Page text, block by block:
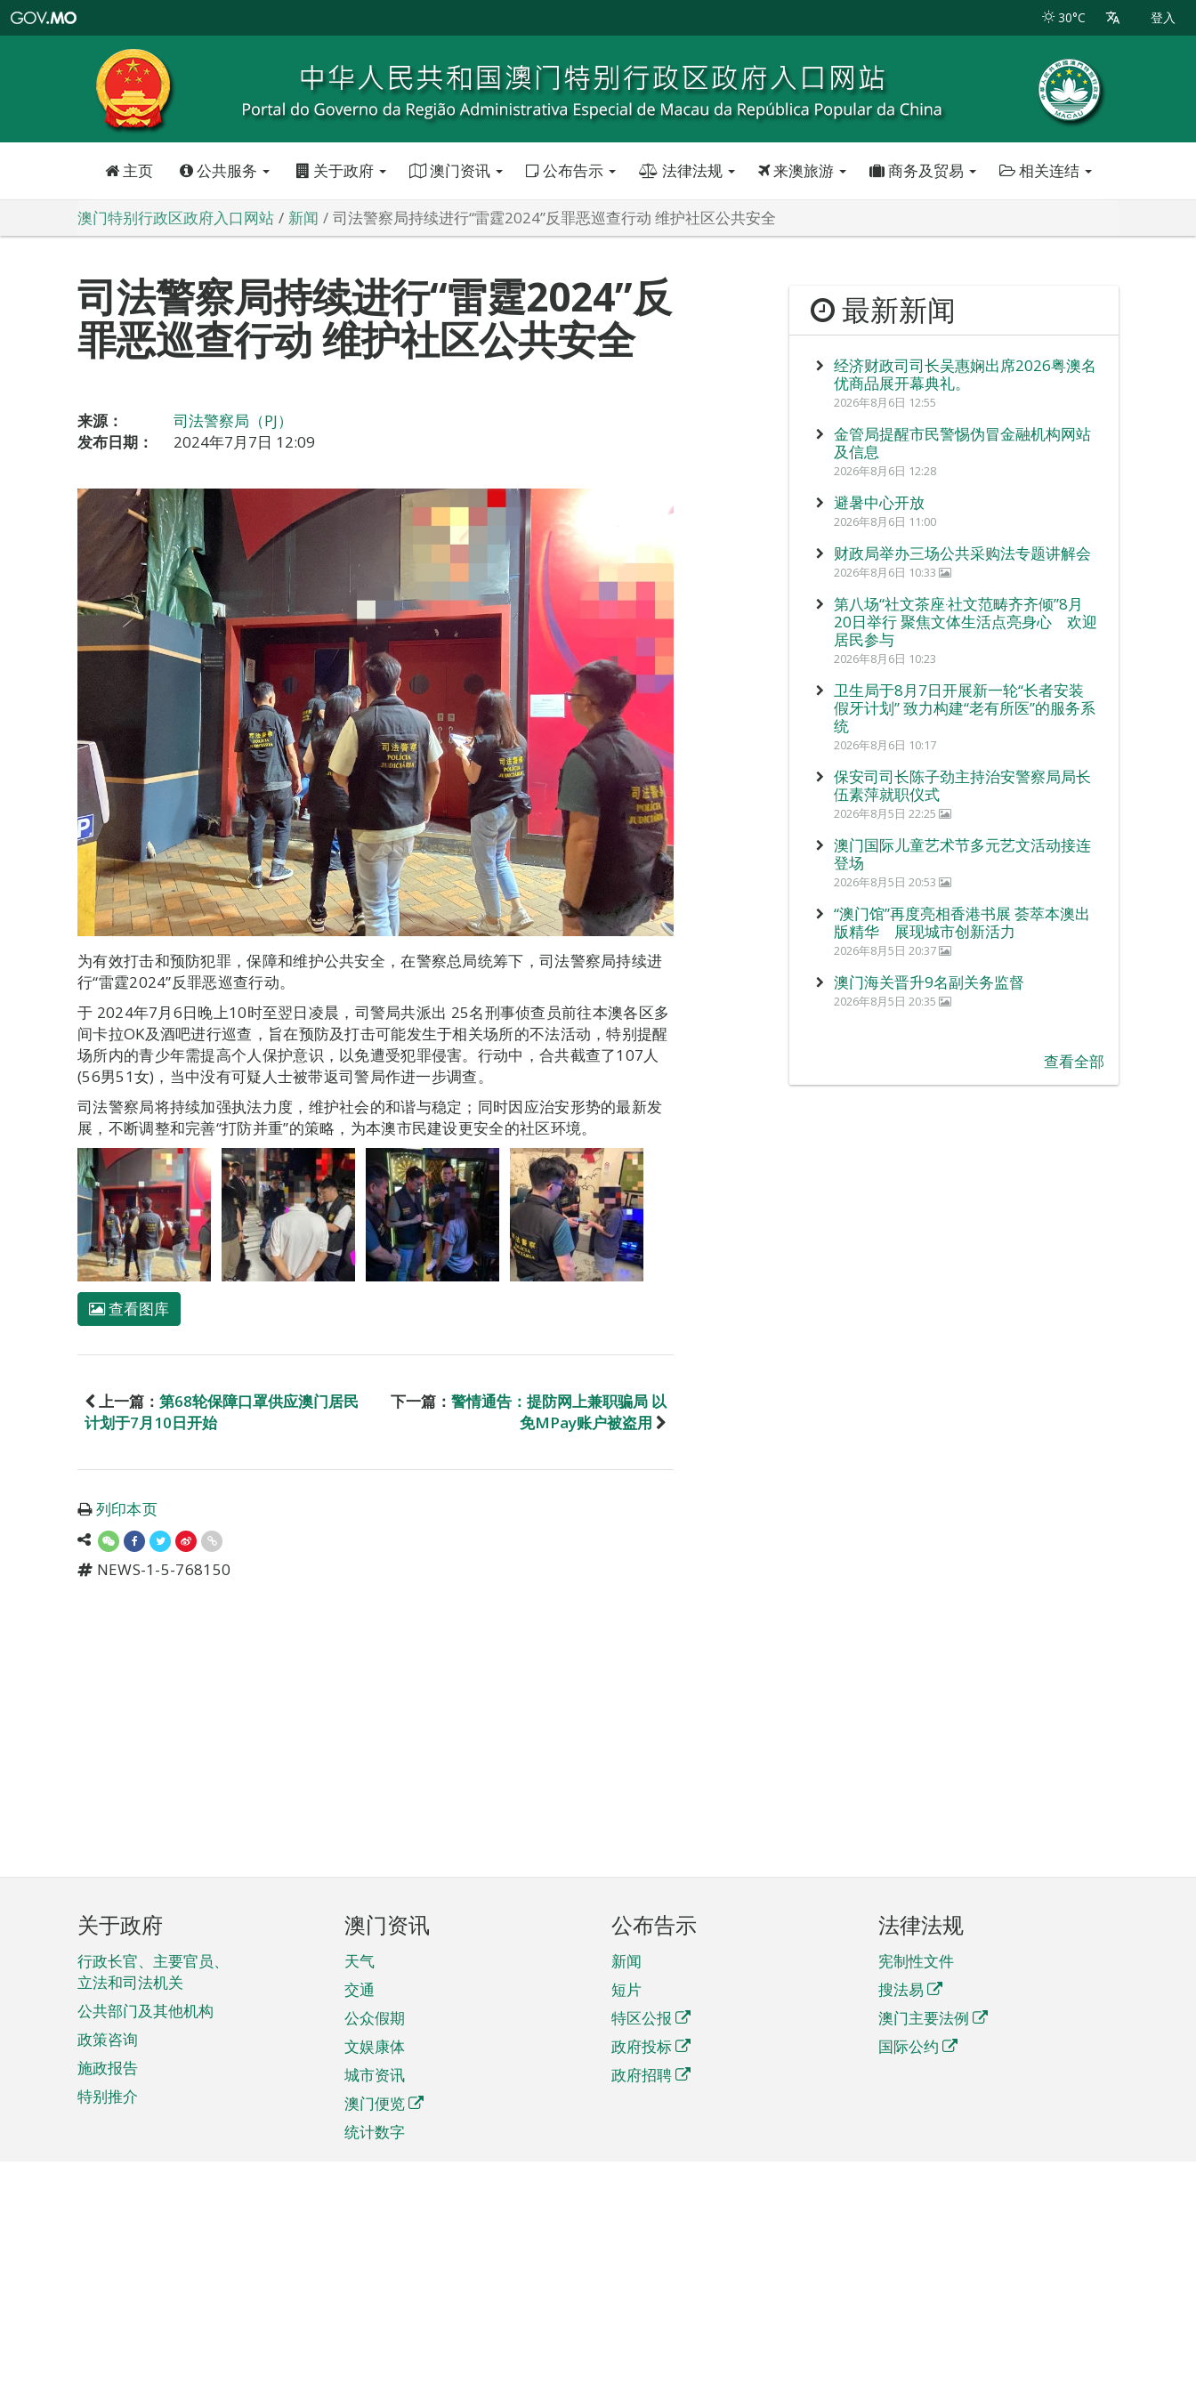
特
政
区
政
口
30°C 登入
主页 公共服务 关于政府 澳门资讯 公布告示 法律法规 来澳旅游 商务及贸易 相关连结
澳门特别行政区政府入口网站 新闻 司法警察局持续进行“雷霆2024”反罪恶巡查行动 维护社区公共安全
司法警察局持续进行“雷霆2024”反
罪恶巡查行动 维护社区公共安全
来源：
司法警察局（PJ）
发布日期：
2024年7月7日 12:09
为有效打击和预防犯罪，保障和维护公共安全，在警察总局统筹下，司法警察局持续进
行“雷霆2024”反罪恶巡查行动。
于 2024年7月6日晚上10时至翌日凌晨，司警局共派出 25名刑事侦查员前往本澳各区多
间卡拉OK及酒吧进行巡查，旨在预防及打击可能发生于相关场所的不法活动，特别提醒
场所内的青少年需提高个人保护意识，以免遭受犯罪侵害。行动中，合共截查了107人
(56男51女)，当中没有可疑人士被带返司警局作进一步调查。
司法警察局将持续加强执法力度，维护社会的和谐与稳定；同时因应治安形势的最新发
展，不断调整和完善“打防并重”的策略，为本澳市民建设更安全的社区环境。
查看图库
上一篇： 第68轮保障口罩供应澳门居民
计划于7月10日开始
下一篇： 警情通告：提防网上兼职骗局 以
免MPay账户被盗用
列印本页
NEWS-1-5-768150
最新新闻
经济财政司司长吴惠娴出席2026粤澳名
优商品展开幕典礼。
2026年8月6日 12:55
金管局提醒市民警惕伪冒金融机构网站
及信息
2026年8月6日 12:28
避暑中心开放
2026年8月6日 11:00
财政局举办三场公共采购法专题讲解会
2026年8月6日 10:33
第八场“社文茶座‧社文范畴齐齐倾”8月
20日举行 聚焦文体生活点亮身心 欢迎
居民参与
2026年8月6日 10:23
卫生局于8月7日开展新一轮“长者安装
假牙计划” 致力构建“老有所医”的服务系
统
2026年8月6日 10:17
保安司司长陈子劲主持治安警察局局长
伍素萍就职仪式
2026年8月5日 22:25
澳门国际儿童艺术节多元艺文活动接连
登场
2026年8月5日 20:53
“澳门馆”再度亮相香港书展 荟萃本澳出
版精华 展现城市创新活力
2026年8月5日 20:37
澳门海关晋升9名副关务监督
2026年8月5日 20:35
查看全部
页
脚
菜
单
关于政府
行政长官、主要官员、
立法和司法机关
公共部门及其他机构
政策咨询
施政报告
特别推介
澳门资讯
天气
交通
公众假期
文娱康体
城市资讯
澳门便览
统计数字
公布告示
新闻
短片
特区公报
政府投标
政府招聘
法律法规
宪制性文件
搜法易
澳门主要法例
国际公约